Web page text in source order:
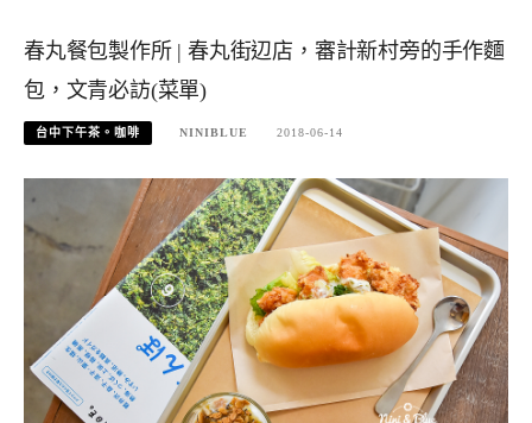
春丸餐包製作所 | 春丸街辺店，審計新村旁的手作麵
包，文青必訪(菜單)
台中下午茶。咖啡 NINIBLUE 2018-06-14